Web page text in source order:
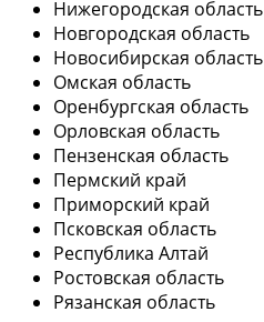
Нижегородская область
Новгородская область
Новосибирская область
Омская область
Оренбургская область
Орловская область
Пензенская область
Пермский край
Приморский край
Псковская область
Республика Алтай
Ростовская область
Рязанская область